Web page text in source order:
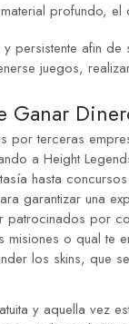
profundo,
persistente afin
juegos,
Ganar
por terceras
a Height
hasta
garantizar una
patrocinados por
o qual te
los skins, que
y aquella vez